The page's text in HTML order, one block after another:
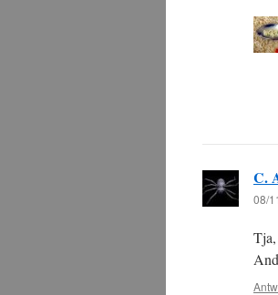
C.
08/